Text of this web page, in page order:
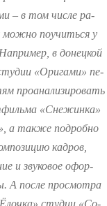
– в том чис­ле ра­
мож­но по­учить­ся у
в до­нец­кой
«Ори­гами» пе­
про­ана­лизи­ровать
«Сне­жин­ка»
а так­же под­робно
кад­ров,
и зву­ковое офор­
А пос­ле прос­мотра
сту­дии «Со­